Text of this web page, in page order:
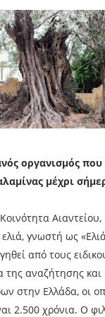
οργανισμός που
μέχρι
γνωστή ως
από τους
της αναζήτησης
στην Ελλάδα, οι
2.500 χρόνια. Ο